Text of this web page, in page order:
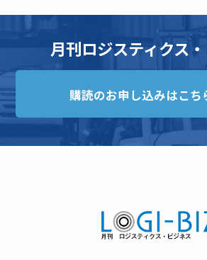
月刊ロジスティクス
購読のお申し込みはこち